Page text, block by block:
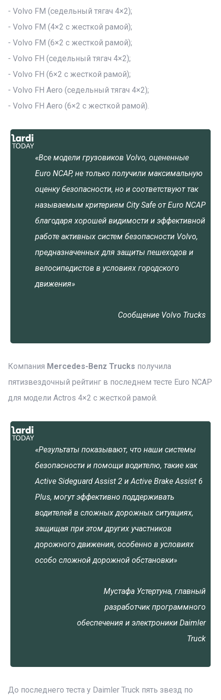
- Volvo FM (седельный тягач 4×2);
- Volvo FM (4×2 с жесткой рамой);
- Volvo FM (6×2 с жесткой рамой);
- Volvo FH (седельный тягач 4×2);
- Volvo FH (6×2 с жесткой рамой);
- Volvo FH Aero (седельный тягач 4×2);
- Volvo FH Aero (6×2 с жесткой рамой).
«Все модели грузовиков Volvo, оцененные
Euro NCAP, не только получили максимальную
оценку безопасности, но и соответствуют так
называемым критериям City Safe от Euro NCAP
благодаря хорошей видимости и эффективной
работе активных систем безопасности Volvo,
предназначенных для защиты пешеходов и
велосипедистов в условиях городского
движения»
Сообщение Volvo Trucks
Компания Mercedes-Benz Trucks получила
пятизвездочный рейтинг в последнем тесте Euro NCAP
для модели Actros 4×2 с жесткой рамой.
«Результаты показывают, что наши системы
безопасности и помощи водителю, такие как
Active Sideguard Assist 2 и Active Brake Assist 6
Plus, могут эффективно поддерживать
водителей в сложных дорожных ситуациях,
защищая при этом других участников
дорожного движения, особенно в условиях
особо сложной дорожной обстановки»
Мустафа Устертуна, главный
разработчик программного
обеспечения и электроники Daimler
Truck
До последнего теста у Daimler Truck пять звезд по